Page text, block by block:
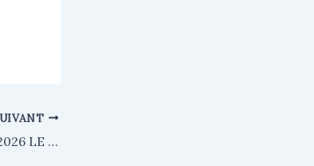
…ET IL RECUEILLIT EN 2026 LE CENTUPLE…(1)